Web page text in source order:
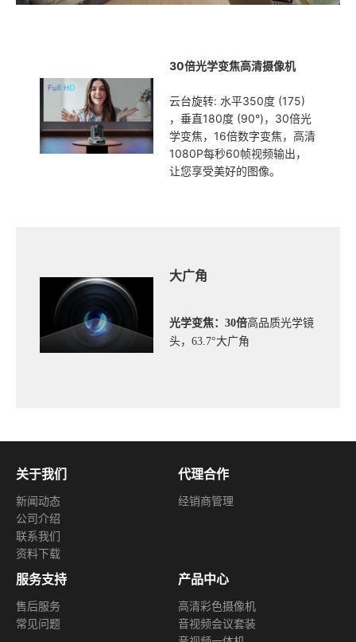
30倍光学变焦高清摄像机
云台旋转: 水平350度 (175)
，垂直180度 (90°)，30倍光
学变焦，16倍数字变焦，高清
1080P每秒60帧视频输出，
让您享受美好的图像。
大广角
光学变焦：30倍高品质光学镜
头，63.7°大广角
关于我们
新闻动态
公司介绍
联系我们
资料下载
代理合作
经销商管理
服务支持
售后服务
常见问题
产品中心
高清彩色摄像机
音视频会议套装